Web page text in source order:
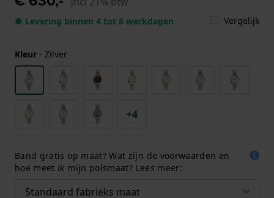
● Levering binnen 4 tot 8 werkdagen Vergelijk
Kleur - Zilver
+4
Band gratis op maat? Wat zijn de voorwaarden en
hoe meet ik mijn polsmaat? Lees meer: